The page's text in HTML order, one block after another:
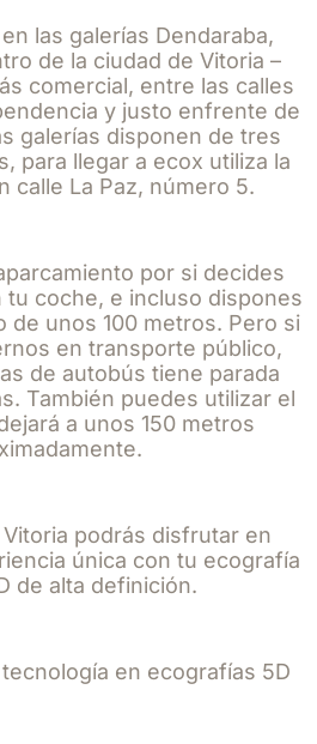
las galerías Dendaraba,
de la ciudad de Vitoria –
comercial, entre las calles
y justo enfrente de
galerías disponen de tres
para llegar a ecox utiliza la
calle La Paz, número 5.
por si decides
coche, e incluso dispones
de unos 100 metros. Pero si
en transporte público,
de autobús tiene parada
También puedes utilizar el
a unos 150 metros
podrás disfrutar en
única con tu ecografía
de alta definición.
en ecografías 5D